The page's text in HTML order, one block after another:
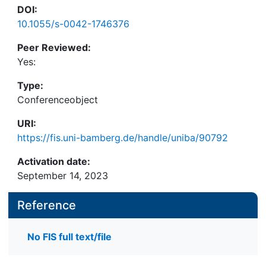
DOI:
10.1055/s-0042-1746376
Peer Reviewed:
Yes:
Type:
Conferenceobject
URI:
https://fis.uni-bamberg.de/handle/uniba/90792
Activation date:
September 14, 2023
Reference
No FIS full text/file